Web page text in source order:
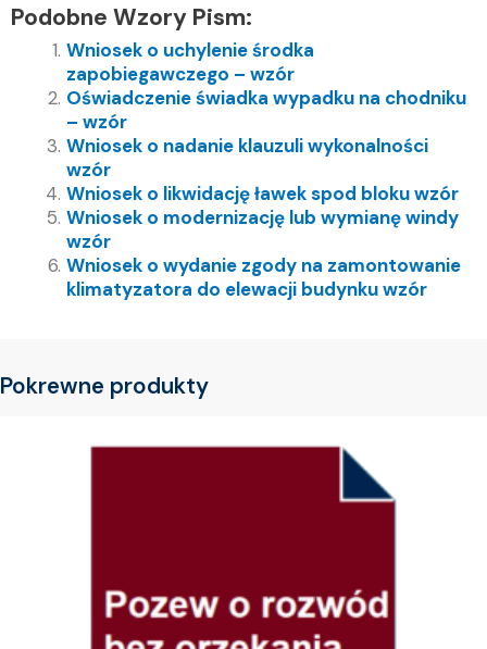
Podobne Wzory Pism:
Wniosek o uchylenie środka
zapobiegawczego – wzór
Oświadczenie świadka wypadku na chodniku
– wzór
Wniosek o nadanie klauzuli wykonalności
wzór
Wniosek o likwidację ławek spod bloku wzór
Wniosek o modernizację lub wymianę windy
wzór
Wniosek o wydanie zgody na zamontowanie
klimatyzatora do elewacji budynku wzór
Pokrewne produkty